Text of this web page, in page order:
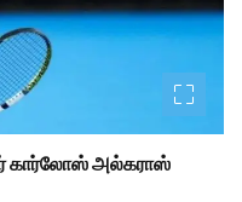
கார்லோஸ் அல்கராஸ்